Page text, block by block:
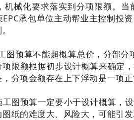
机械化要求落实到分项限额。
承包单位主动帮业主控制投
图预算不能超概算总价，分部
限额根据初步设计概算来确定
分项金额存在上下浮动是一项正
图预算一定要小于设计概算，
纸的难度大、风险大，可能引